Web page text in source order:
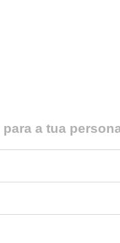
a tua